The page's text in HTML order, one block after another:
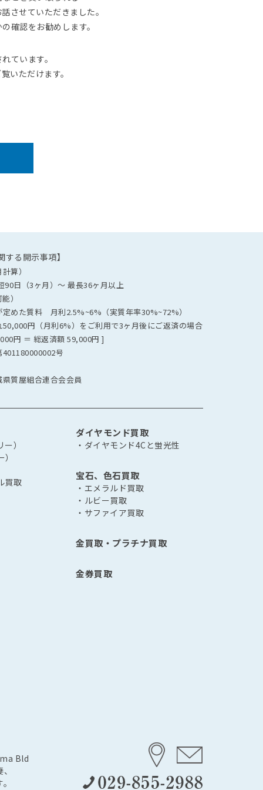
させていただきました。
確認をお勧めします。
ています。
いただけます。
する開示事項】
算）
日（3ヶ月）～ 最長36ヶ月以上
）
めた質料 月利2.5%~6%（実質年率30%~72%）
円（月利6%）をご利用で3ヶ月後にご返済の場合
円 ＝ 総返済額 59,000円 ]
号
質屋組合連合会会員
）
買取
ダイヤモンド買取
・ダイヤモンド4Cと蛍光性
宝石、色石買取
・エメラルド買取
・ルビー買取
・サファイア買取
金買取・プラチナ買取
金券買取
Bld